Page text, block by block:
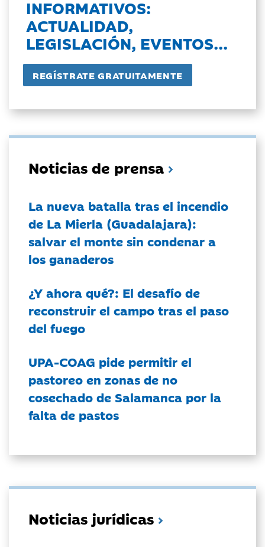
INFORMATIVOS:
ACTUALIDAD,
LEGISLACIÓN, EVENTOS...
Noticias de prensa
La nueva batalla tras el incendio
de La Mierla (Guadalajara):
salvar el monte sin condenar a
los ganaderos
¿Y ahora qué?: El desafío de
reconstruir el campo tras el paso
del fuego
UPA-COAG pide permitir el
pastoreo en zonas de no
cosechado de Salamanca por la
falta de pastos
Noticias jurídicas